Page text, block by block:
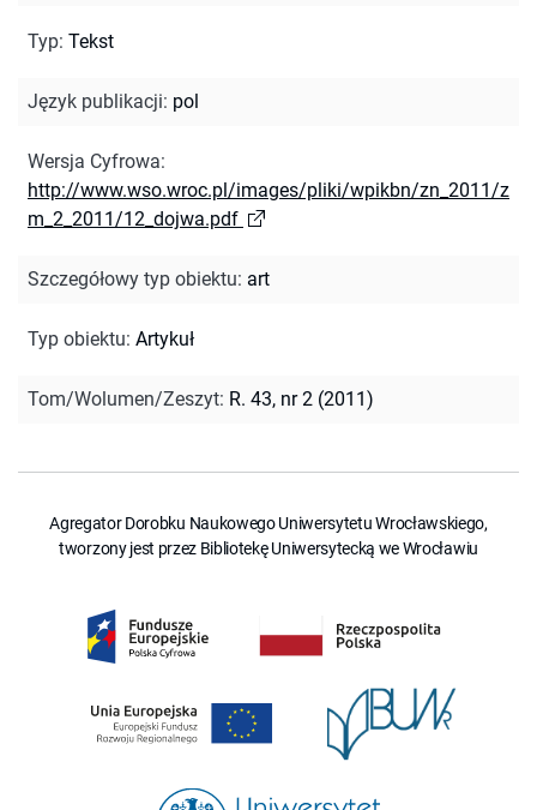
Typ: Tekst
Język publikacji: pol
Wersja Cyfrowa:
http://www.wso.wroc.pl/images/pliki/wpikbn/zn_2011/z
m_2_2011/12_dojwa.pdf
Szczegółowy typ obiektu: art
Typ obiektu: Artykuł
Tom/Wolumen/Zeszyt: R. 43, nr 2 (2011)
Agregator Dorobku Naukowego Uniwersytetu Wrocławskiego,
tworzony jest przez Bibliotekę Uniwersytecką we Wrocławiu